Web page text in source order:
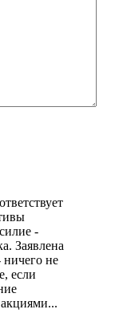
-
Заявлена
ничего не
если